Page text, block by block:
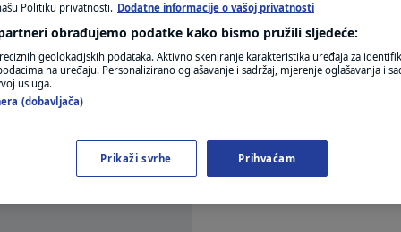
Emiratima više neće biti cenzurirani,
filmova koji će biti zabranjeni za mlađe od 21
Politiku privatnosti. Dodatne informacije o vašoj privatnosti
obrađujemo podatke kako bismo pružili sljedeće:
geolokacijskih podataka. Aktivno skeniranje karakteristika uređaja za
na uređaju. Personalizirano oglašavanje i sadržaj, mjerenje oglašavanja i
usluga.
(dobavljača)
Prikaži svrhe Prihvaćam